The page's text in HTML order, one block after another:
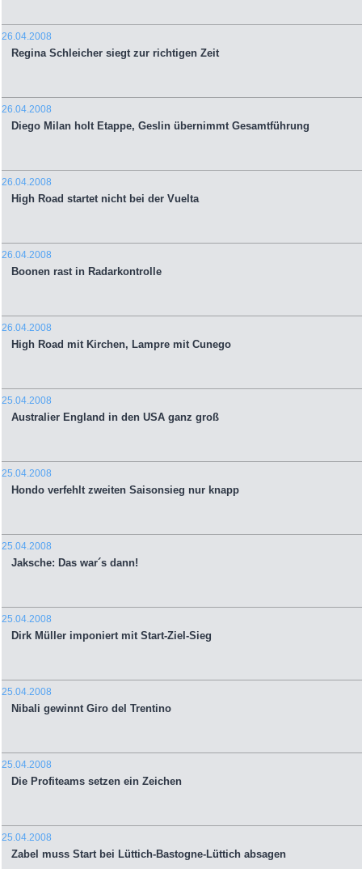
26.04.2008
Regina Schleicher siegt zur richtigen Zeit
26.04.2008
Diego Milan holt Etappe, Geslin übernimmt Gesamtführung
26.04.2008
High Road startet nicht bei der Vuelta
26.04.2008
Boonen rast in Radarkontrolle
26.04.2008
High Road mit Kirchen, Lampre mit Cunego
25.04.2008
Australier England in den USA ganz groß
25.04.2008
Hondo verfehlt zweiten Saisonsieg nur knapp
25.04.2008
Jaksche: Das war´s dann!
25.04.2008
Dirk Müller imponiert mit Start-Ziel-Sieg
25.04.2008
Nibali gewinnt Giro del Trentino
25.04.2008
Die Profiteams setzen ein Zeichen
25.04.2008
Zabel muss Start bei Lüttich-Bastogne-Lüttich absagen